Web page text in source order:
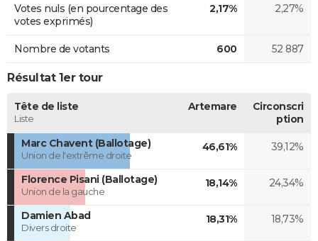
Votes nuls (en pourcentage des
votes exprimés)
2,17% 2,27%
Nombre de votants 600 52 887
Résultat 1er tour
Tête de liste
Liste
Artemare
Circonscri
ption
Marc Chavent (Ballotage)
Union de l'extrême droite
46,61% 39,12%
Florence Pisani (Ballotage)
Union de la gauche
18,14% 24,34%
Damien Abad
Divers droite
18,31% 18,73%